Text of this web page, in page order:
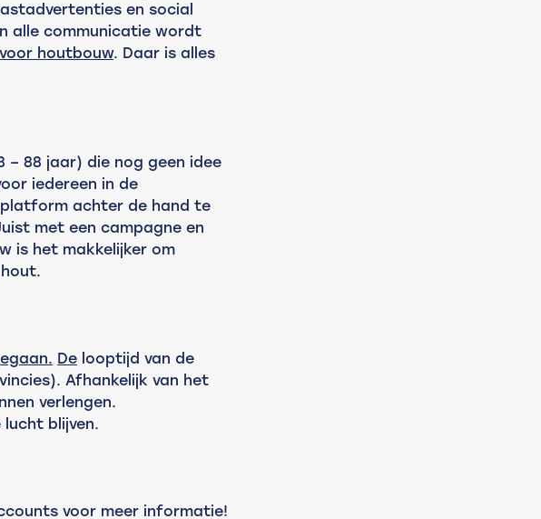
en social
alle communicatie wordt
houtbouw. Daar is alles
– 88 jaar) die nog geen idee
iedereen in de
achter de hand te
met een campagne en
is het makkelijker om
De looptijd van de
Afhankelijk van het
verlengen.
blijven.
voor meer informatie!